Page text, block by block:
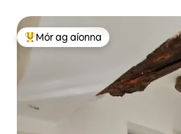
An-mhór ag aíonna
Mór ag aíonna